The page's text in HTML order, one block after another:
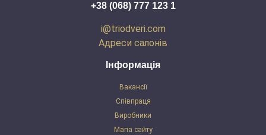
Інформація
Вакансії
Співпраця
Виробники
Мапа сайту
+38 (068) 777 123 1
i@triodveri.com
Адреси салонів